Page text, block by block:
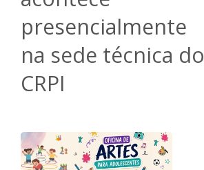
presencialmente
na sede técnica do
CRPI